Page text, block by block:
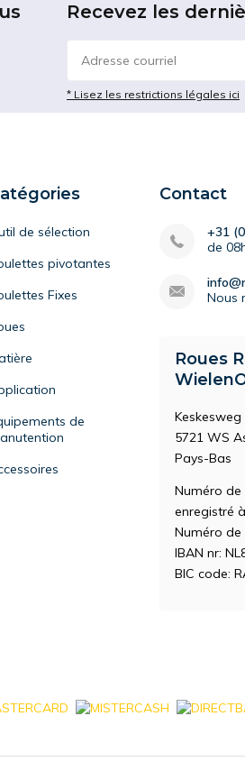
Recevez les
* Lisez les restrictions légales ici
de sélection
pivotantes
Fixes
de
Contact
+31
de
Nous
Roues
Keskesweg
5721 WS
Pays-Bas
Numéro de
enregistré
Numéro de
IBAN nr:
BIC code: